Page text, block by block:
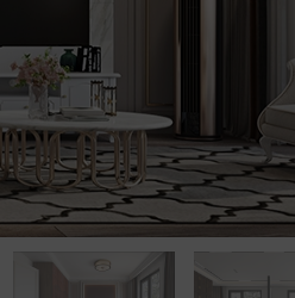
点击浏览下一张